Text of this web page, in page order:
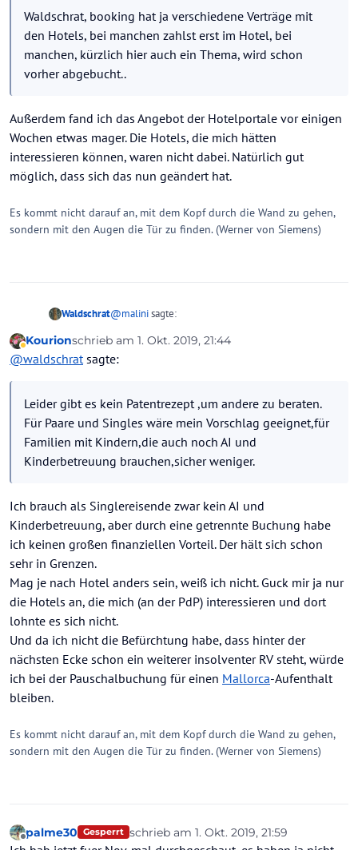
Waldschrat, booking hat ja verschiedene Verträge mit
den Hotels, bei manchen zahlst erst im Hotel, bei
manchen, kürzlich hier auch ein Thema, wird schon
vorher abgebucht..
Außerdem fand ich das Angebot der Hotelportale vor einigen
Wochen etwas mager. Die Hotels, die mich hätten
interessieren können, waren nicht dabei. Natürlich gut
möglich, dass sich das nun geändert hat.
Es kommt nicht darauf an, mit dem Kopf durch die Wand zu gehen,
sondern mit den Augen die Tür zu finden. (Werner von Siemens)
Waldschrat@malinisagte:
Ansonsten: Es gibt zig Arten, Geld zu verlieren
– s.hit happens!
beraten. Für Paare und Singles wäre mein Vorschlag
geeignet,für Familien mit Kindern,die auch noch AI
und Kinderbetreuung brauchen,sicher weniger.
Es ist sehr schlimm,das viele (tausende) viel Geld
verlieren ,und Urlaubsfreuden ausbleiben.
Abwesend
Kourionschrieb am 1. Okt. 2019, 21:44
zuletzt editiert von Kourion10. Jan. 2019, 21:50
@waldschratsagte:
Leider gibt es kein Patentrezept ,um andere zu beraten.
Für Paare und Singles wäre mein Vorschlag geeignet,für
Familien mit Kindern,die auch noch AI und
Kinderbetreuung brauchen,sicher weniger.
Ich brauch als Singlereisende zwar kein AI und
Kinderbetreuung, aber durch eine getrennte Buchung habe
ich keinen großen finanziellen Vorteil. Der hält sich schon
sehr in Grenzen.
Mag je nach Hotel anders sein, weiß ich nicht. Guck mir ja nur
die Hotels an, die mich (an der PdP) interessieren und dort
lohnte es sich nicht.
Und da ich nicht die Befürchtung habe, dass hinter der
nächsten Ecke schon ein weiterer insolventer RV steht, würde
ich bei der Pauschalbuchung für einen Mallorca-Aufenthalt
bleiben.
Es kommt nicht darauf an, mit dem Kopf durch die Wand zu gehen,
sondern mit den Augen die Tür zu finden. (Werner von Siemens)
Offline
palme30 Gesperrt schrieb am 1. Okt. 2019, 21:59
zuletzt editiert von palme30